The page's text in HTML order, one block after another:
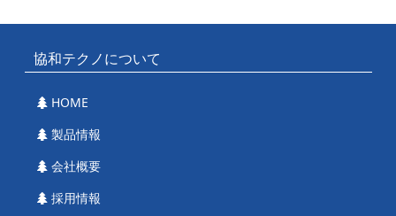
協和テクノについて
HOME
製品情報
会社概要
採用情報